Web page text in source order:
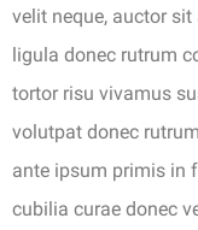
velit neque, auctor
ligula donec rutrum
tortor risu vivamus
volutpat donec
ante ipsum primis in
cubilia curae donec